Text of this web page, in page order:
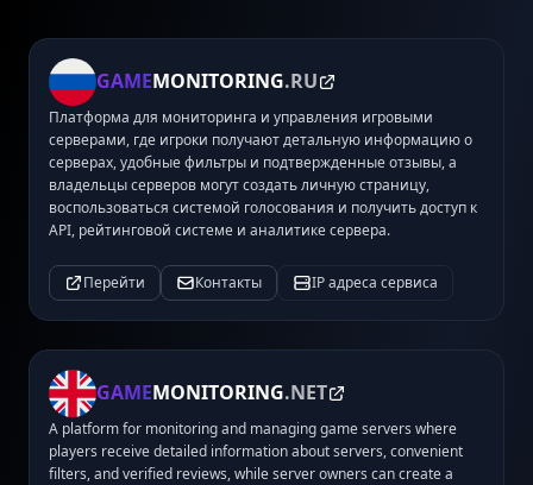
GAMEMONITORING.RU
Платформа для мониторинга и управления игровыми
серверами, где игроки получают детальную информацию о
серверах, удобные фильтры и подтвержденные отзывы, а
владельцы серверов могут создать личную страницу,
воспользоваться системой голосования и получить доступ к
API, рейтинговой системе и аналитике сервера.
Перейти Контакты IP адреса сервиса
GAMEMONITORING.NET
A platform for monitoring and managing game servers where
players receive detailed information about servers, convenient
filters, and verified reviews, while server owners can create a